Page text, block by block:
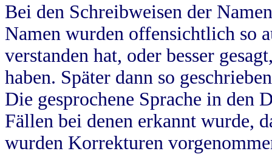
Bei den Schreibweisen der
Namen wurden offensichtlich so
verstanden hat, oder besser
haben. Später dann so
Die gesprochene Sprache in
Fällen bei denen erkannt wurde,
wurden Korrekturen